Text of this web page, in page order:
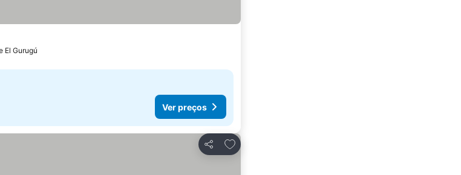
El Gurugú
Ver preços
Partilhar
Adicionar aos favoritos